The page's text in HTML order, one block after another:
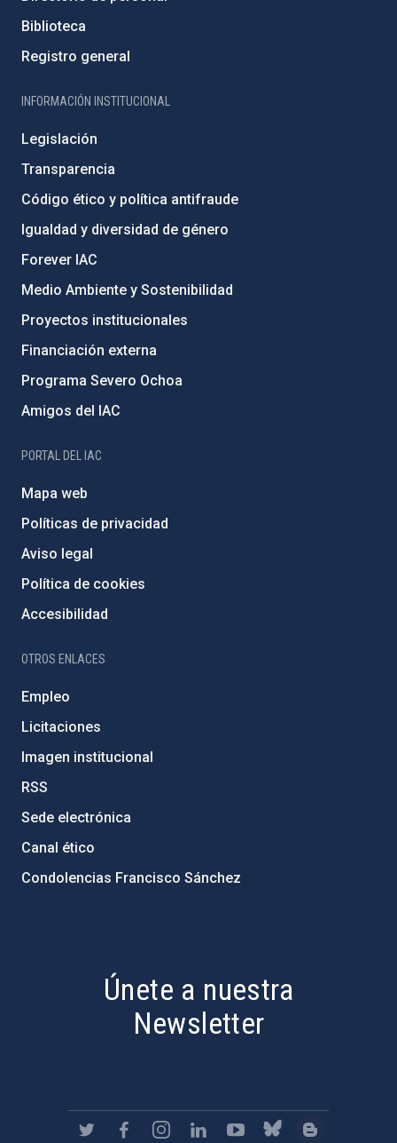
Biblioteca
Registro general
INFORMACIÓN INSTITUCIONAL
Legislación
Transparencia
Código ético y política antifraude
Igualdad y diversidad de género
Forever IAC
Medio Ambiente y Sostenibilidad
Proyectos institucionales
Financiación externa
Programa Severo Ochoa
Amigos del IAC
PORTAL DEL IAC
Mapa web
Políticas de privacidad
Aviso legal
Política de cookies
Accesibilidad
OTROS ENLACES
Empleo
Licitaciones
Imagen institucional
RSS
Sede electrónica
Canal ético
Condolencias Francisco Sánchez
Únete a nuestra
Newsletter